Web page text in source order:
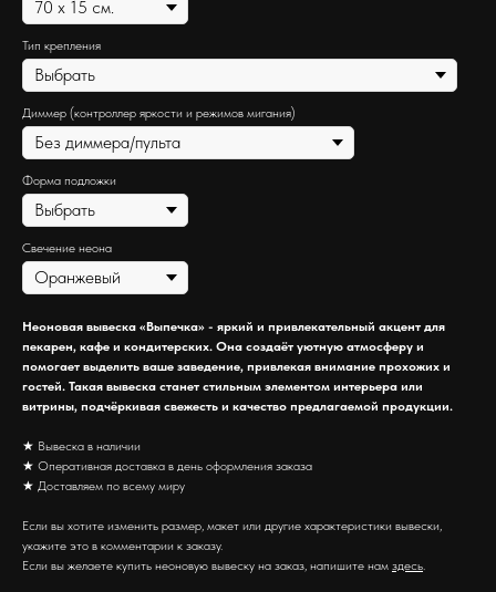
Тип крепления
Диммер (контроллер яркости и режимов мигания)
Форма подложки
Свечение неона
Неоновая вывеска «Выпечка» - яркий и привлекательный акцент для
пекарен, кафе и кондитерских. Она создаёт уютную атмосферу и
помогает выделить ваше заведение, привлекая внимание прохожих и
гостей. Такая вывеска станет стильным элементом интерьера или
витрины, подчёркивая свежесть и качество предлагаемой продукции.
★ Вывеска в наличии
★ Оперативная доставка в день оформления заказа
★ Доставляем по всему миру
Если вы хотите изменить размер, макет или другие характеристики вывески,
укажите это в комментарии к заказу.
Если вы желаете купить неоновую вывеску на заказ, напишите нам здесь.